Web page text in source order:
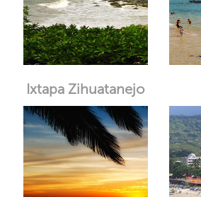
Ixtapa Zihuatanejo